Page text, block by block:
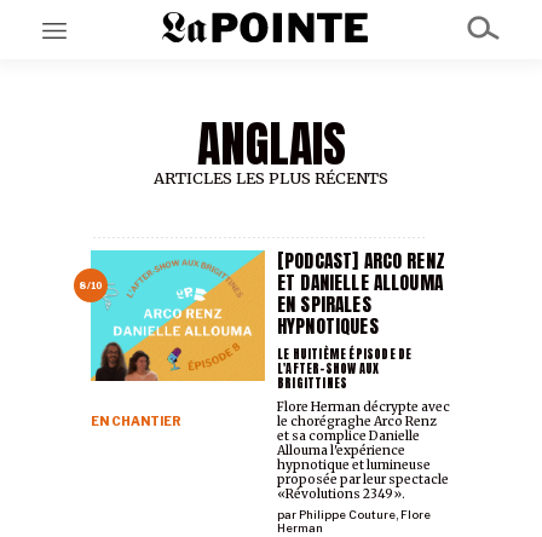
EN CE MOMENT
GRAND ANGLE
AU LARGE
À PROPOS
NOS PARTENAIRES
SOUTENEZ NOUS
ANGLAIS
ARTICLES LES PLUS RÉCENTS
8/10
[PODCAST] ARCO RENZ
ET DANIELLE ALLOUMA
EN SPIRALES
HYPNOTIQUES
LE HUITIÈME ÉPISODE DE
L'AFTER-SHOW AUX
BRIGITTINES
EN CHANTIER
parPhilippe Couture,Flore
Herman
Flore Herman décrypte avec
le chorégraghe Arco Renz
et sa complice Danielle
Allouma l'expérience
hypnotique et lumineuse
proposée par leur spectacle
«Révolutions 2349».